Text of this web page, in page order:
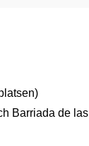
Barriada de las